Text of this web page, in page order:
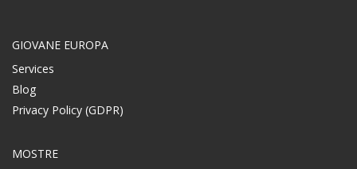
GIOVANE EUROPA
Services
Blog
Privacy Policy (GDPR)
MOSTRE